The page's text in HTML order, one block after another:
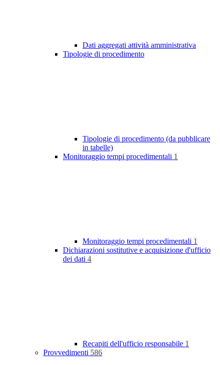
Dati aggregati attività amministrativa
Tipologie di procedimento
Tipologie di procedimento (da pubblicare
in tabelle)
Monitoraggio tempi procedimentali 1
Monitoraggio tempi procedimentali 1
Dichiarazioni sostitutive e acquisizione d'ufficio
dei dati 4
Recapiti dell'ufficio responsabile 1
Provvedimenti 586